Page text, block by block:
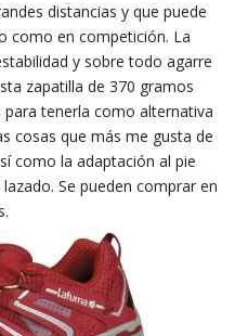
distancias y que puede
como en competición. La
y sobre todo agarre
zapatilla de 370 gramos
tenerla como alternativa
cosas que más me gusta de
como la adaptación al pie
Se pueden comprar en